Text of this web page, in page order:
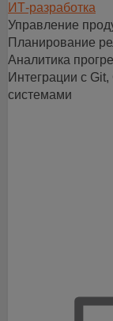
ИТ-разработка
Управление
Планирование
Аналитика
Интеграции с
системами